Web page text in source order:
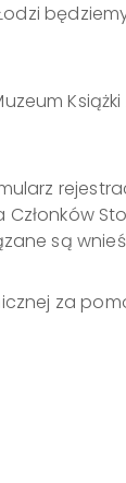
są
za